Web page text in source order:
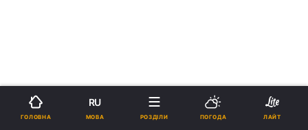
ГОЛОВНА
RU
МОВА РОЗДІЛИ ПОГОДА ЛАЙТ